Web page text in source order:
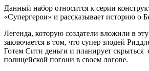
Данный набор относится к серии
«Супергерои» и рассказывает историю о
Легенда, которую создатели вложили в
заключается в том, что супер злодей
Готем Сити деньги и планирует скрыться
полицейской погони в своем логове.